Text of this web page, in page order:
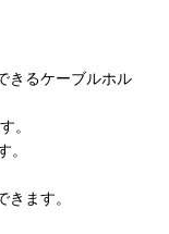
きるケーブルホル
。
。
ます。